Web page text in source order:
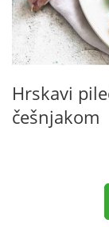
Hrskavi
češnjakom